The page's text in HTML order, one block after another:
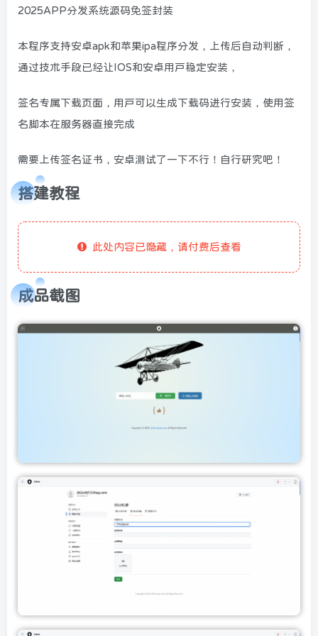
2025APP分发系统源码免签封装
本程序支持安卓apk和苹果ipa程序分发，上传后自动判断，
通过技术手段已经让IOS和安卓用户稳定安装，
签名专属下载页面，用户可以生成下载码进行安装，使用签
名脚本在服务器直接完成
需要上传签名证书，安卓测试了一下不行！自行研究吧！
搭建教程
此处内容已隐藏，请付费后查看
成品截图